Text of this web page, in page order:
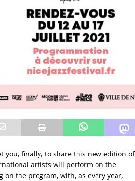
you, finally, to share this new edition of
artists will perform on the
on the program, with, as every year,